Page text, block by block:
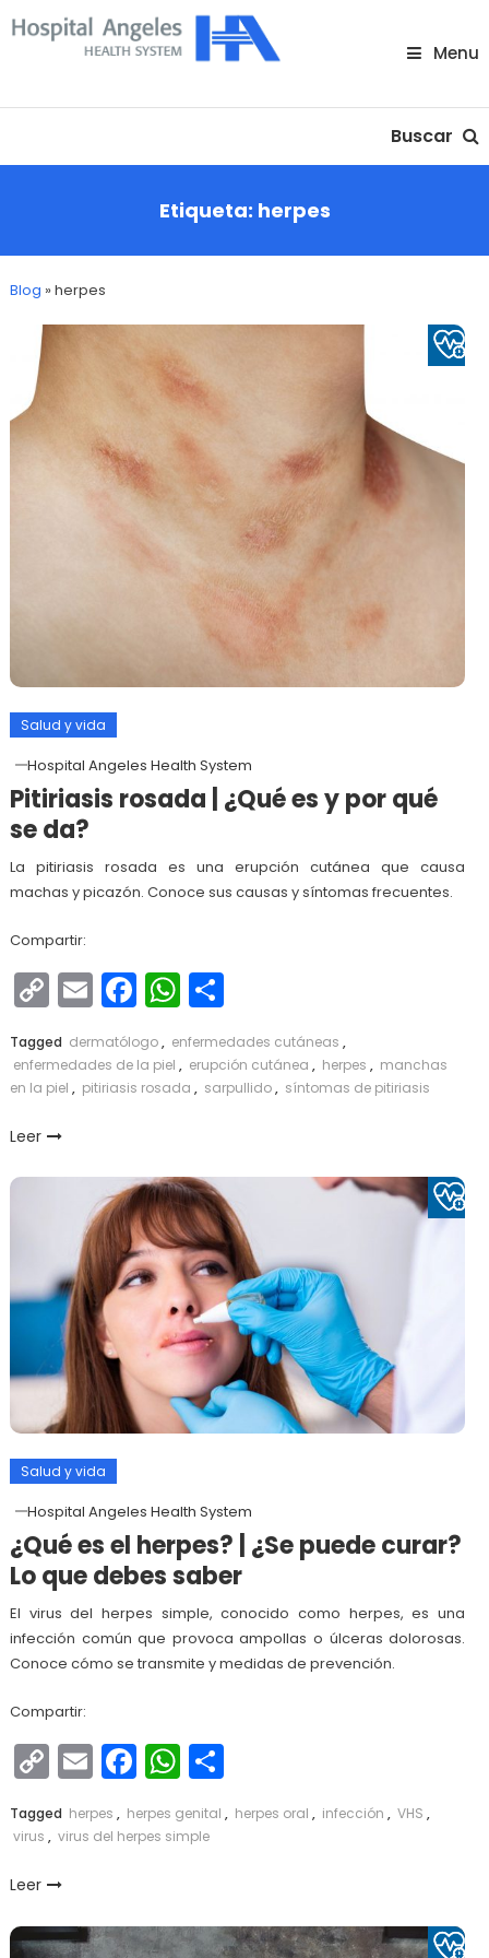
Skip
To
Menu
Buscar
Etiqueta: herpes
Blog »herpes
Salud y vida
Hospital Angeles Health System
Pitiriasis rosada | ¿Qué es y por qué
se da?
La pitiriasis rosada es una erupción cutánea que causa
machas y picazón. Conoce sus causas y síntomas frecuentes.
Compartir:
Copy
Link
EmailFacebook
WhatsApp
Compartir
Tagged dermatólogo, enfermedades cutáneas ,
enfermedades de la piel , erupción cutánea , herpes , manchas
en la piel , pitiriasis rosada , sarpullido, síntomas de pitiriasis
Leer
Salud y vida
Hospital Angeles Health System
¿Qué es el herpes? | ¿Se puede curar?
Lo que debes saber
El virus del herpes simple, conocido como herpes, es una
infección común que provoca ampollas o úlceras dolorosas.
Conoce cómo se transmite y medidas de prevención.
Compartir:
Copy
Link
EmailFacebook
WhatsApp
Compartir
Tagged herpes , herpes genital , herpes oral , infección , VHS ,
virus , virus del herpes simple
Leer